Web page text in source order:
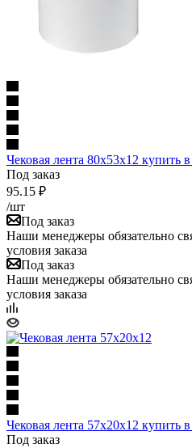
Чековая лента 80х53х12 купить
Под заказ
95.15 ₽
/шт
Под заказ
Наши менеджеры обязательно
условия заказа
Под заказ
Наши менеджеры обязательно
условия заказа
Чековая лента 57х20х12 купить
Под заказ